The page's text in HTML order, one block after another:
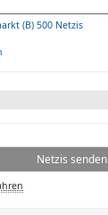
(B) 500 Netzis
Netzis senden